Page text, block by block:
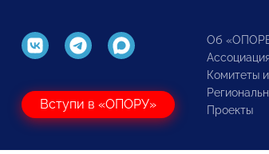
Вступи в «ОПОРУ»
Об
Комитеты
Проекты